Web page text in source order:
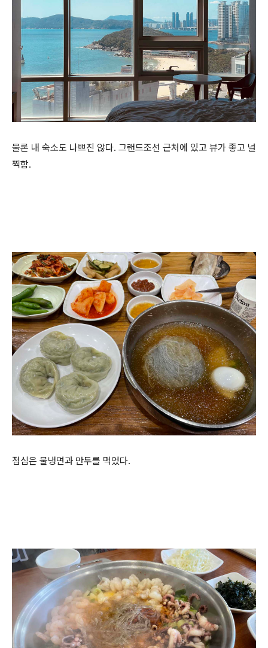
물론 내 숙소도 나쁘진 않다. 그랜드조선 근처에 있고 뷰가 좋고 널
찍함.
점심은 물냉면과 만두를 먹었다.